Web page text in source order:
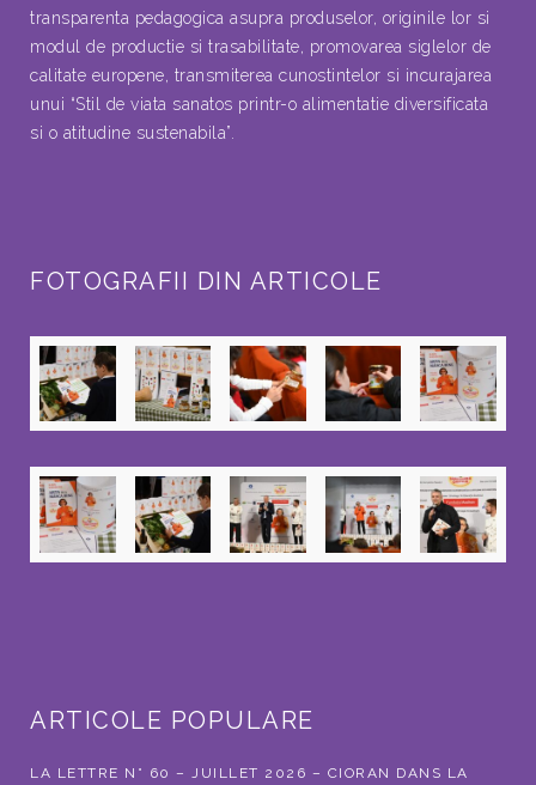
transparenta pedagogica asupra produselor, originile lor si
modul de productie si trasabilitate, promovarea siglelor de
calitate europene, transmiterea cunostintelor si incurajarea
unui “Stil de viata sanatos printr-o alimentatie diversificata
si o atitudine sustenabila”.
FOTOGRAFII DIN ARTICOLE
ARTICOLE POPULARE
LA LETTRE N° 60 – JUILLET 2026 – CIORAN DANS LA